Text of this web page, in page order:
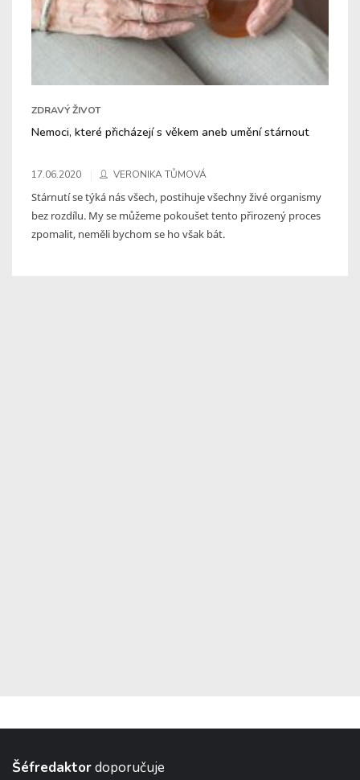
ZDRAVÝ ŽIVOT
Nemoci, které přicházejí s věkem aneb umění stárnout
17.06.2020 VERONIKA TŮMOVÁ
Stárnutí se týká nás všech, postihuje všechny živé organismy
bez rozdílu. My se můžeme pokoušet tento přirozený proces
zpomalit, neměli bychom se ho však bát.
Šéfredaktordoporučuje